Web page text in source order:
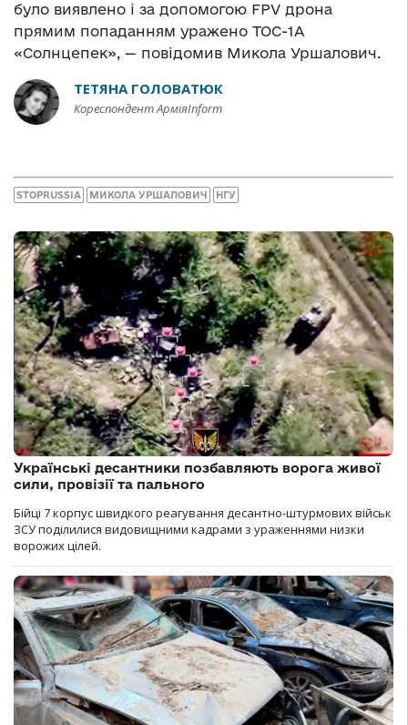
було виявлено і за допомогою FPV дрона
прямим попаданням уражено ТОС-1А
«Солнцепек», — повідомив Микола Уршалович.
ТЕТЯНА ГОЛОВАТЮК
Кореспондент АрміяInform
STOPRUSSIA МИКОЛА УРШАЛОВИЧ НГУ
Українські десантники позбавляють ворога живої
сили, провізії та пального
Бійці 7 корпус швидкого реагування десантно-штурмових військ
ЗСУ поділилися видовищними кадрами з ураженнями низки
ворожих цілей.